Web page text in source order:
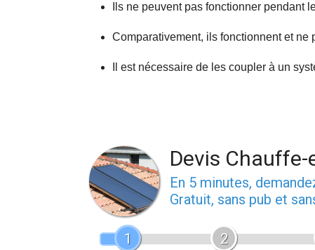
Ils ne peuvent pas fonctionner pendant
Comparativement, ils fonctionnent et ne
Il est nécessaire de les coupler à un
Devis
En 5 minutes,
Gratuit, sans pub et
1 2